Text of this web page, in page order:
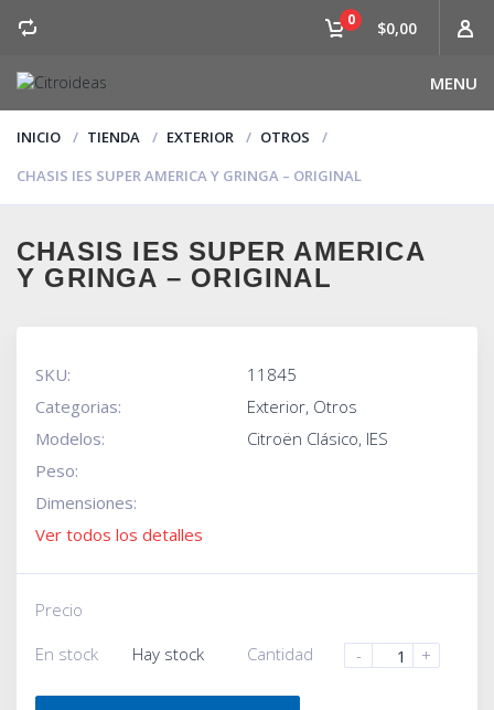
MENU
0 $0,00
INICIO TIENDA EXTERIOR
OTROS
CHASIS IES SUPER AMERICA Y GRINGA – ORIGINAL
CHASIS IES SUPER AMERICA
Y GRINGA – ORIGINAL
SKU:
11845
Categorias:
Exterior, Otros
Modelos:
Citroën Clásico, IES
Peso:
Dimensiones:
Ver todos los detalles
Precio
En stock
Hay stock Cantidad - +